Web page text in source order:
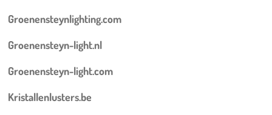
Groenensteynlighting.com
Groenensteyn-light.nl
Groenensteyn-light.com
Kristallenlusters.be